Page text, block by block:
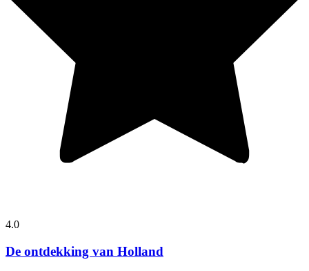
4.0
De ontdekking van Holland